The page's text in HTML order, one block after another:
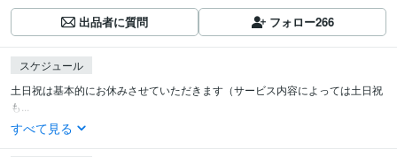
出品者に質問 フォロー266
スケジュール
土日祝は基本的にお休みさせていただきます（サービス内容によっては土日祝
も...
すべて見る